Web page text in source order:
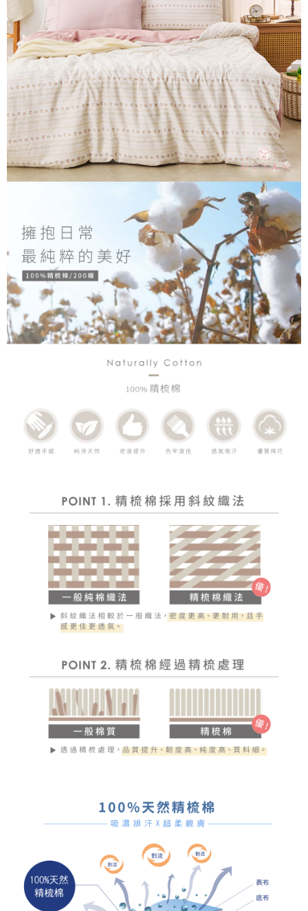
1.分期款項不併入電信帳單，「大哥付你分期」於每月結算日後寄送繳費提
醒簡訊。
2.透過簡訊連結打開帳單後，可選擇「超商條碼／台灣大直營門市／銀行轉
帳／街口支付／iPASS MONEY」等通路繳費。
【注意事項】
1.本服務係由「台灣大哥大股份有限公司」（以下簡稱本公司）所提供，讓
用戶於交易時，得透過本服務購買商品或服務，並由商店將買賣／分期付款
買賣價金債權讓與本公司後，依約使用本公司帳單繳交帳款。
2.基於同意付款使用「大哥付你分期」之契約關係目的，商店將以您的個人
資料（包含姓名、電話或地址）提供予台灣大哥大進項蒐集、處理及利用，
由本公司與您本人進行分期帳單所需資料之確認、核對及更正。
3.完整用戶服務條款，請詳閱以下連結：https://oppay.tw/userRule
【「AFTEE先享後付」結帳流程】
１．於結帳方式選擇「AFTEE先享後付」後，將跳轉至「AFTEE先享後付」
結帳頁面，進行簡訊認證並確認金額後，即可完成結帳。
２．訂單成立數日內，您將收到繳費通知簡訊。
３．收到繳費通知簡訊後14天內，點擊此簡訊中的連結，可透過四大超商／
ATM／網路銀行／等多元方式進行付款，方視為交易完成。
※ 請注意：結帳手續完成當下不需立刻繳費，但若您需要取消訂單，請聯絡
購買商品的店家。未經商家同意取消之訂單仍視為有效，需透過AFTEE先享
後付繳納相關費用。
※ 交易是否成功請以「AFTEE先享後付 」之結帳頁面顯示為準，若有關於
是否繳費成功／繳費後需取消欲退款等相關疑問，請聯繫「AFTEE先享後付
客戶支援中心」https://netprotections.freshdesk.com/support/home
【注意事項】
１．透過由恩沛科技股份有限公司提供之「AFTEE先享後付」服務完成之交
易，需依本服務之必要範圍內提供個人資料，並將交易相關給付款項請求債
２．關於個人資料處理事宜，請瀏覽以下網址：
https://aftee.tw/terms/#terms3
３．未成年的使用者請事先徵得法定代理人或監護人之同意方可使用
「AFTEE先享後付」，若未經同意申辦者引起之損失，本公司不負相關責
任。
４．使用「AFTEE先享後付」時，將依據個別帳號之用戶狀況，依本公司即
時審查核予不同之上限額度；若仍有額度不足之情形，本公司將視審查結果
請求用戶進行身份認證。
５．嚴禁一人註冊多個帳號或使用他人資訊註冊。若發現惡意使用之情形，
恩沛科技股份有限公司將有權停止該用戶之使用額度並採取法律行動。
運送方式
全家取貨付款
每筆NT$60，滿NT$999(含以上)免運費
付款後全家取貨
每筆NT$60，滿NT$999(含以上)免運費
7-11取貨付款
每筆NT$60，滿NT$999(含以上)免運費
付款後7-11取貨
每筆NT$60，滿NT$999(含以上)免運費
每筆NT$80，滿NT$999(含以上)免運費